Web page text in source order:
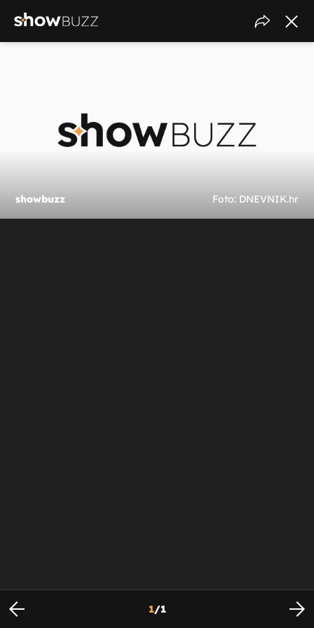
showbuzz Foto: DNEVNIK.hr
1/1